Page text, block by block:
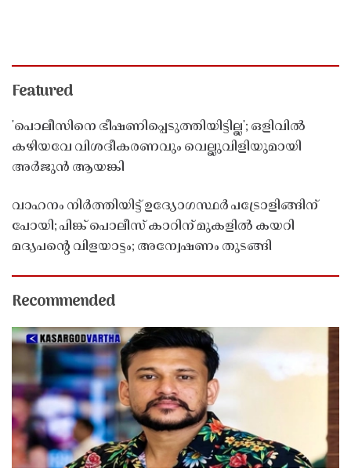
Featured
'പൊലീസിനെ ഭീഷണിപ്പെടുത്തിയിട്ടില്ല'; ഒളിവിൽ
കഴിയവേ വിശദീകരണവും വെല്ലുവിളിയുമായി
അർജുൻ ആയങ്കി
വാഹനം നിർത്തിയിട്ട് ഉദ്യോഗസ്ഥർ പട്രോളിങ്ങിന്
പോയി; പിങ്ക് പൊലീസ് കാറിന് മുകളിൽ കയറി
മദ്യപൻ്റെ വിളയാട്ടം; അന്വേഷണം തുടങ്ങി
Recommended